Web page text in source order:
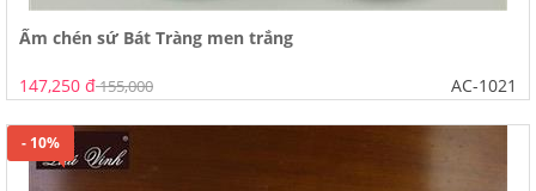
Ấm chén sứ Bát Tràng men trắng
147,250 đ155,000 AC-1021
- 10%